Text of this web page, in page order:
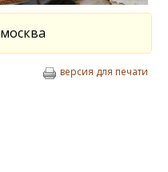
москва
версия для печати